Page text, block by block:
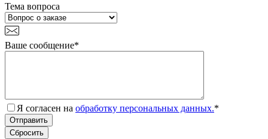
Тема вопроса
Ваше сообщение*
Я согласен на обработку персональных данных.*